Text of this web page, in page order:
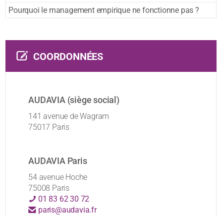
Pourquoi le management empirique ne fonctionne pas ?
COORDONNÉES
AUDAVIA (siège social)
141 avenue de Wagram
75017 Paris
AUDAVIA Paris
54 avenue Hoche
75008 Paris
01 83 62 30 72
paris@audavia.fr